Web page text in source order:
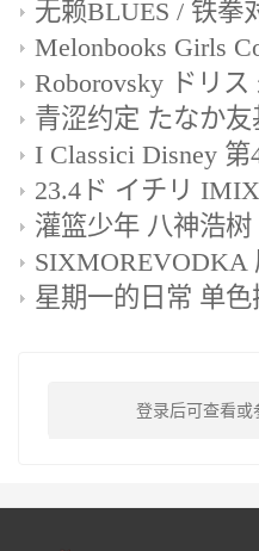
I Classici Disney
SIXMOREVODKA
星期一的日常 单
登录后可查看或